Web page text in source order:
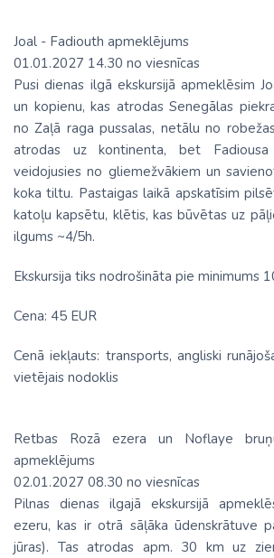
Joal - Fadiouth apmeklējums
01.01.2027 14.30 no viesnīcas
Pusi dienas ilgā ekskursijā apmeklēsim
un kopienu, kas atrodas Senegālas
no Zaļā raga pussalas, netālu no
atrodas uz kontinenta, bet
veidojusies no gliemežvākiem un
koka tiltu. Pastaigas laikā apskatīsim
katoļu kapsētu, klētis, kas būvētas uz
ilgums ~4/5h.
Ekskursija tiks nodrošināta pie minimums
Cena: 45 EUR
Cenā iekļauts: transports, angliski
vietējais nodoklis
Retbas Rozā ezera un Noflaye
apmeklējums
02.01.2027 08.30 no viesnīcas
Pilnas dienas ilgajā ekskursijā
ezeru, kas ir otrā sāļāka ūdenskrātuve
jūras). Tas atrodas apm. 30 km uz